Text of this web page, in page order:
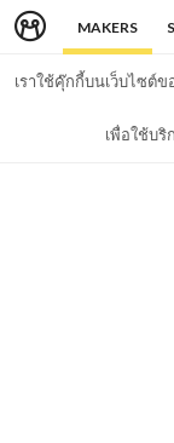
MAKERS
เราใช้คุ๊กกี้บนเว็บไซต์
เพื่อใช้บริ